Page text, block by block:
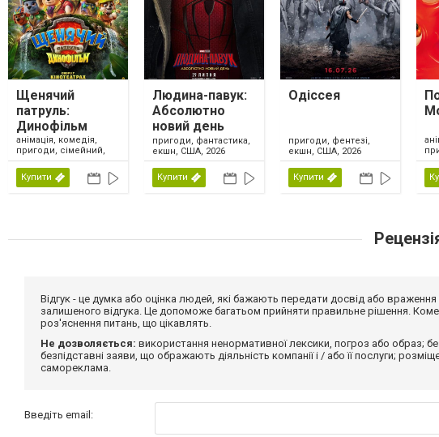
Щенячий
патруль:
Динофільм
анімація, комедія,
пригоди, сімейний,
США, 2026
Купити
Людина-павук:
Абсолютно
новий день
пригоди, фантастика,
екшн, США, 2026
Купити
Одіссея
пригоди, фентезі,
екшн, США, 2026
Купити
Відгук - це думка або оцінка людей, які бажають передати досвід або
залишеного відгука. Це допоможе багатьом прийняти правильне рішення.
роз'яснення питань, що цікавлять.
Не дозволяється: використання ненормативної лексики, погроз або образ;
безпідставні заяви, що ображають діяльність компанії і / або її послуги;
самореклама.
Введіть email: